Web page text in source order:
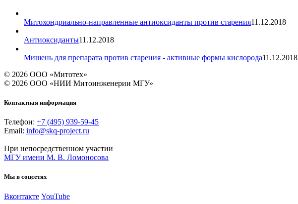
Митохондриально-направленные антиоксиданты против старения11.12.2018
Антиоксиданты11.12.2018
Мишень для препарата против старения - активные формы кислорода11.12.2018
© 2026 ООО «Митотех»
© 2026 ООО «НИИ Митоинженерии МГУ»
Контактная информация
Телефон: +7 (495) 939-59-45
Email: info@skq-project.ru
При непосредственном участии
МГУ имени М. В. Ломоносова
Мы в соцсетях
Вконтакте YouTube